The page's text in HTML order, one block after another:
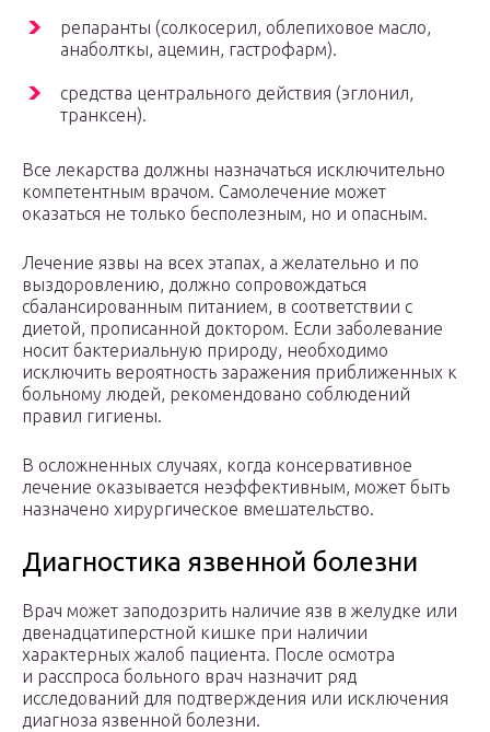
репаранты (солкосерил, облепиховое масло,
анаболткы, ацемин, гастрофарм).
средства центрального действия (эглонил,
транксен).
Все лекарства должны назначаться исключительно
компетентным врачом. Самолечение может
оказаться не только бесполезным, но и опасным.
Лечение язвы на всех этапах, а желательно и по
выздоровлению, должно сопровождаться
сбалансированным питанием, в соответствии с
диетой, прописанной доктором. Если заболевание
носит бактериальную природу, необходимо
исключить вероятность заражения приближенных к
больному людей, рекомендовано соблюдений
правил гигиены.
В осложненных случаях, когда консервативное
лечение оказывается неэффективным, может быть
назначено хирургическое вмешательство.
Диагностика язвенной болезни
Врач может заподозрить наличие язв в желудке или
двенадцатиперстной кишке при наличии
характерных жалоб пациента. После осмотра
и расспроса больного врач назначит ряд
исследований для подтверждения или исключения
диагноза язвенной болезни.